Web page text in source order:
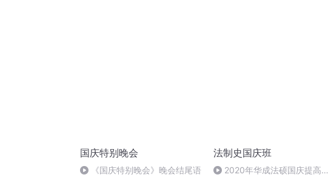
国庆特别晚会
《国庆特别晚会》晚会结尾语
法制史国庆班
2020年华成法硕国庆提高班